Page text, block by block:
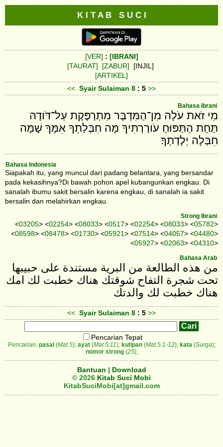
K I T A B S U C I
[VER] : [IBRANI]
[TAURAT]
[ZABUR] [INJIL]
[ARTIKEL]
<< Syair Sulaiman 8 : 5 >>
Bahasa Ibrani
מִי זֹאת עֹלָה מִן־הַמִּדְבָּר מִתְרַפֶּקֶת עַל־דֹּודָהּ
תַּחַת הַתַּפּוּחַ עֹורַרְתִּיךָ מָּה חִבְּלַתְךָ אִמֶּךָ שָׁמָּה
חִבְּלָה יְלָדַתְךָ׃
Bahasa Indonesia
Siapakah itu, yang muncul dari padang belantara, yang bersandar
pada kekasihnya?Di bawah pohon apel kubangunkan engkau. Di
sanalah ibumu sakit bersalin karena engkau, di sanalah ia sakit
bersalin dan melahirkan engkau.
Strong Ibrani
<03205> <02254> <08033> <0517> <02254> <08033> <05782>
<08598> <08478> <01730> <05921> <07514> <04057> <04480>
<05927> <02063> <04310>
Bahasa Arab
من هذه الطالعة من البرية مستندة على حبيبها
تحت شجرة التفاح شوقتك هناك خطبت لك امك
هناك خطبت لك والدتك
<< Syair Sulaiman 8 : 5 >>
Pencarian Tepat
Pencarian: pasal(Mat 5); ayat(Mat 5:11); kutipan(Mat 5:1-12); kata (Surga);
nomor strong(25);
Bantuan | Download
© 2026 Kitab Suci Mobi
KitabSuciMobi[at]gmail.com